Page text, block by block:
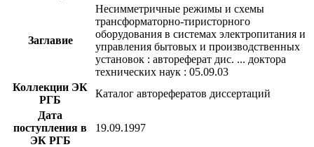
Заглавие
Несимметричные режимы и схемы
трансформаторно-тиристорного
оборудования в системах электропитания и
управления бытовых и производственных
установок : автореферат дис. ... доктора
технических наук : 05.09.03
Коллекции ЭК
РГБ
Каталог авторефератов диссертаций
Дата
поступления в
ЭК РГБ
19.09.1997